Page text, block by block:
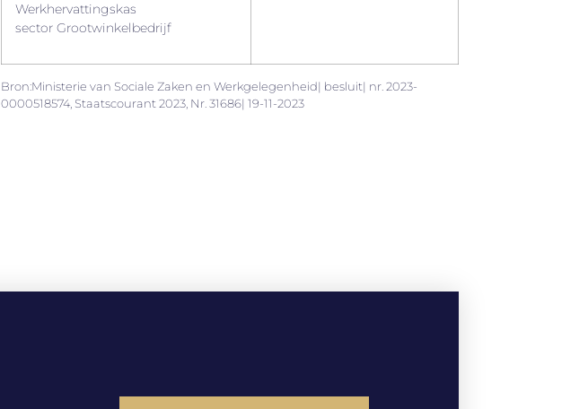
Werkhervattingskas
sector Grootwinkelbedrijf
Bron:Ministerie van Sociale Zaken en Werkgelegenheid| besluit| nr. 2023-
0000518574, Staatscourant 2023, Nr. 31686| 19-11-2023